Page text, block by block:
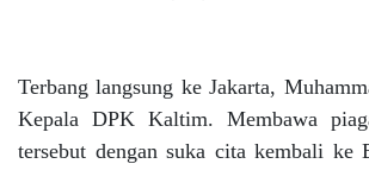
Terbang langsung ke Jakarta,
Kepala DPK Kaltim. Membawa
tersebut dengan suka cita kembali ke